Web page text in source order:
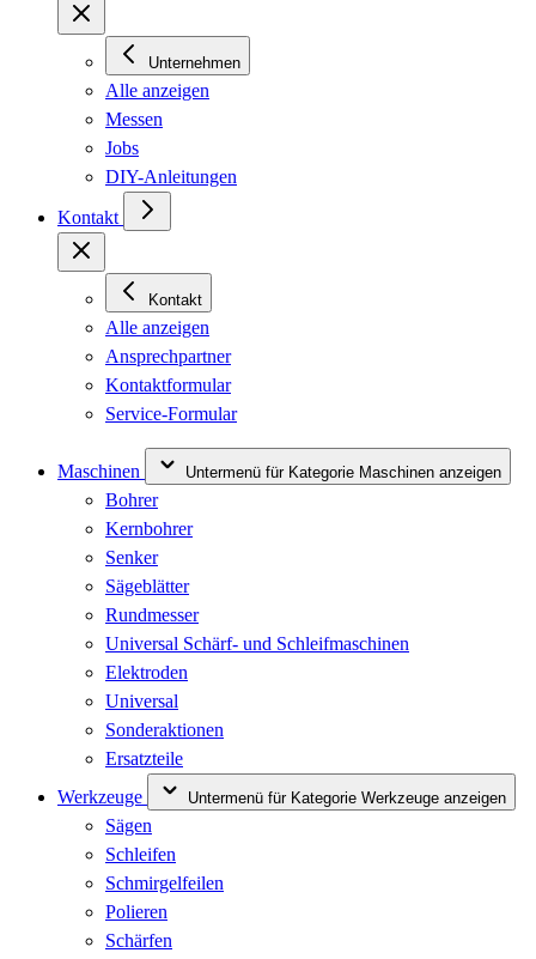
Unternehmen
Alle anzeigen
Messen
Jobs
DIY-Anleitungen
Kontakt
Kontakt
Alle anzeigen
Ansprechpartner
Kontaktformular
Service-Formular
Maschinen Untermenü für Kategorie Maschinen anzeigen
Bohrer
Kernbohrer
Senker
Sägeblätter
Rundmesser
Universal Schärf- und Schleifmaschinen
Elektroden
Universal
Sonderaktionen
Ersatzteile
Werkzeuge
Untermenü für Kategorie Werkzeuge anzeigen
Sägen
Schleifen
Schmirgelfeilen
Polieren
Schärfen